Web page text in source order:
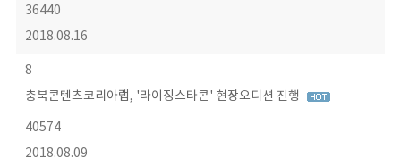
36440
2018.08.16
8
충북콘텐츠코리아랩, '라이징스타콘' 현장오디션 진행
40574
2018.08.09